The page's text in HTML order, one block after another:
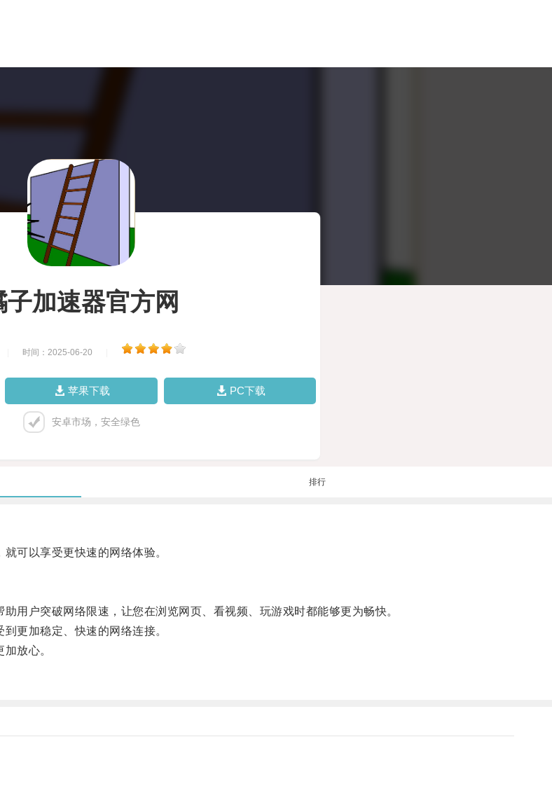
子加速器官方网
时间：2025-06-20
苹果下载 PC下载
安卓市场，安全绿色
排行
可以享受更快速的网络体验。
户突破网络限速，让您在浏览网页、看视频、玩游戏时都能够更为畅快。
更加稳定、快速的网络连接。
放心。